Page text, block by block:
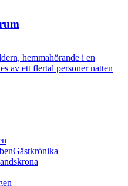
hemmahörande i en
av ett flertal personer natten
Gästkrönika